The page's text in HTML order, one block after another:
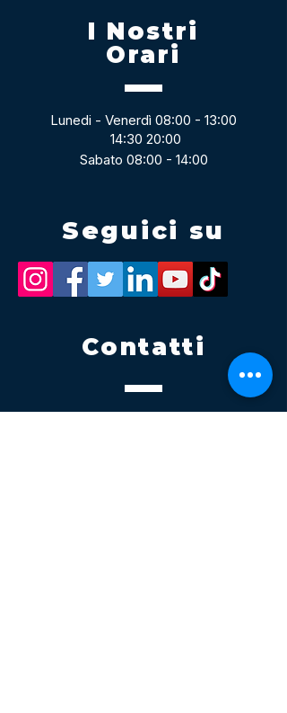
I Nostri
Orari
Lunedi - Venerdì 08:00 - 13:00
14:30 20:00
Sabato 08:00 - 14:00
Seguici su
Contatti